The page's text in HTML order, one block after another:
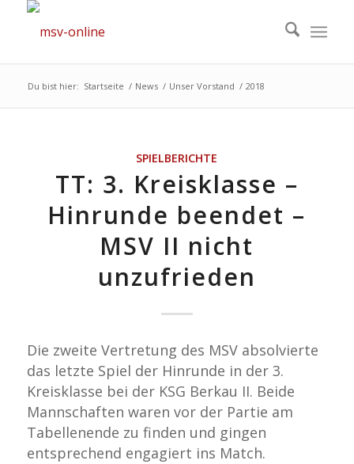
Du bist hier: Startseite / News / Unser Vorstand / 2018
SPIELBERICHTE
TT: 3. Kreisklasse –
Hinrunde beendet –
MSV II nicht
unzufrieden
Die zweite Vertretung des MSV absolvierte
das letzte Spiel der Hinrunde in der 3.
Kreisklasse bei der KSG Berkau II. Beide
Mannschaften waren vor der Partie am
Tabellenende zu finden und gingen
entsprechend engagiert ins Match.